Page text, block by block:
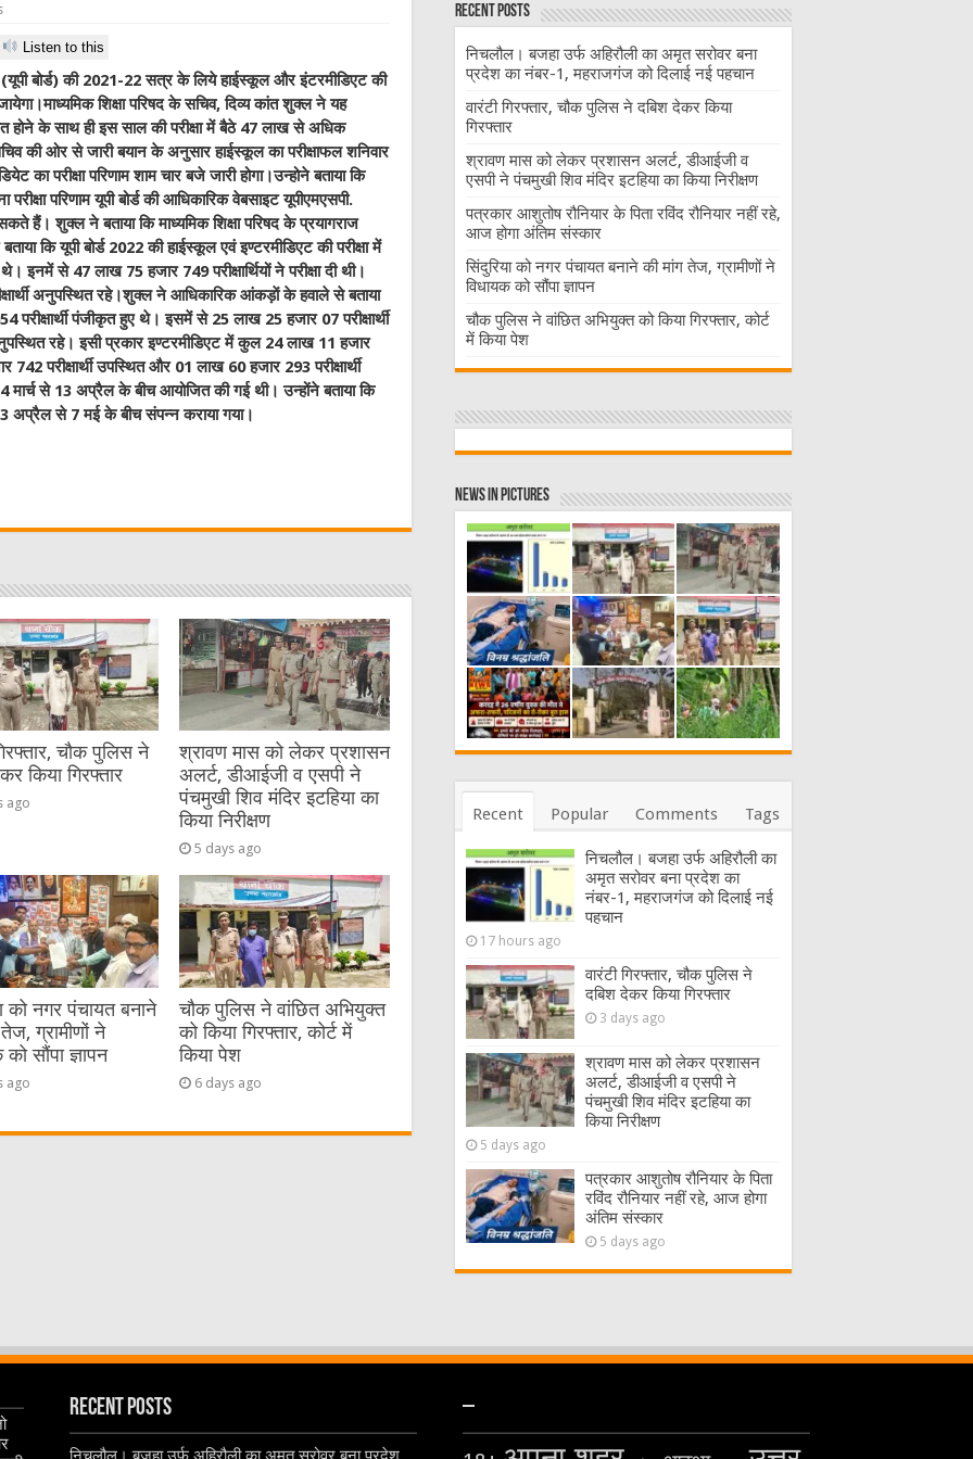
Listen to this
बोर्ड) की 2021-22 सत्र के लिये हाईस्कूल और इंटरमीडिएट की
शिक्षा परिषद के सचिव, दिव्य कांत शुक्ल ने यह
होने के साथ ही इस साल की परीक्षा में बैठे 47 लाख से अधिक
की ओर से जारी बयान के अनुसार हाईस्कूल का परीक्षाफल शनिवार
का परीक्षा परिणाम शाम चार बजे जारी होगा।उन्होने बताया कि
परिणाम यूपी बोर्ड की आधिकारिक वेबसाइट यूपीएमएसपी.
शुक्ल ने बताया कि माध्यमिक शिक्षा परिषद के प्रयागराज
कि यूपी बोर्ड 2022 की हाईस्कूल एवं इण्टरमीडिएट की परीक्षा में
इनमें से 47 लाख 75 हजार 749 परीक्षार्थियों ने परीक्षा दी थी।
अनुपस्थित रहे।शुक्ल ने आधिकारिक आंकड़ाें के हवाले से बताया
पंजीकृत हुए थे। इसमें से 25 लाख 25 हजार 07 परीक्षार्थी
रहे। इसी प्रकार इण्टरमीडिएट में कुल 24 लाख 11 हजार
परीक्षार्थी उपस्थित और 01 लाख 60 हजार 293 परीक्षार्थी
मार्च से 13 अप्रैल के बीच आयोजित की गई थी। उन्होंने बताया कि
23 अप्रैल से 7 मई के बीच संपन्न कराया गया।
चौक पुलिस ने
किया गिरफ्तार
ago
श्रावण मास को लेकर प्रशासन
अलर्ट, डीआईजी व एसपी ने
पंचमुखी शिव मंदिर इटहिया का
किया निरीक्षण
5 days ago
को नगर पंचायत बनाने
ग्रामीणों ने
सौंपा ज्ञापन
ago
चौक पुलिस ने वांछित अभियुक्त
को किया गिरफ्तार, कोर्ट में
किया पेश
6 days ago
Recent Posts
निचलौल। बजहा उर्फ अहिरौली का अमृत सरोवर बना
प्रदेश का नंबर-1, महराजगंज को दिलाई नई पहचान
वारंटी गिरफ्तार, चौक पुलिस ने दबिश देकर किया
गिरफ्तार
श्रावण मास को लेकर प्रशासन अलर्ट, डीआईजी व
एसपी ने पंचमुखी शिव मंदिर इटहिया का किया निरीक्षण
पत्रकार आशुतोष रौनियार के पिता रविंद रौनियार नहीं रहे,
आज होगा अंतिम संस्कार
सिंदुरिया को नगर पंचायत बनाने की मांग तेज, ग्रामीणों ने
विधायक को सौंपा ज्ञापन
चौक पुलिस ने वांछित अभियुक्त को किया गिरफ्तार, कोर्ट
में किया पेश
News in Pictures
Recent Popular Comments Tags
निचलौल। बजहा उर्फ अहिरौली का
अमृत सरोवर बना प्रदेश का
नंबर-1, महराजगंज को दिलाई नई
पहचान
17 hours ago
वारंटी गिरफ्तार, चौक पुलिस ने
दबिश देकर किया गिरफ्तार
3 days ago
श्रावण मास को लेकर प्रशासन
अलर्ट, डीआईजी व एसपी ने
पंचमुखी शिव मंदिर इटहिया का
किया निरीक्षण
5 days ago
पत्रकार आशुतोष रौनियार के पिता
रविंद रौनियार नहीं रहे, आज होगा
अंतिम संस्कार
5 days ago
Recent Posts –